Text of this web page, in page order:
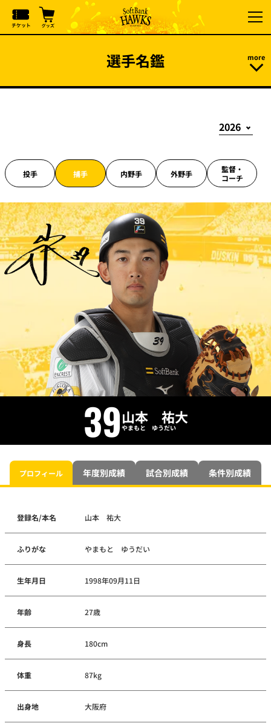
選手名鑑
投手 捕手 内野手 外野手
監督・
コーチ
39山本 祐大
やまもと ゆうだい
プロフィール 年度別成績 試合別成績 条件別成績
登録名/本名 山本 祐大
ふりがな やまもと ゆうだい
生年月日 1998年09月11日
年齢 27歳
身長 180cm
体重 87kg
出身地 大阪府